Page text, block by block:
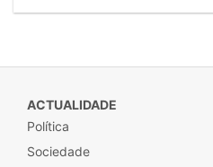
ACTUALIDADE
Política
Sociedade